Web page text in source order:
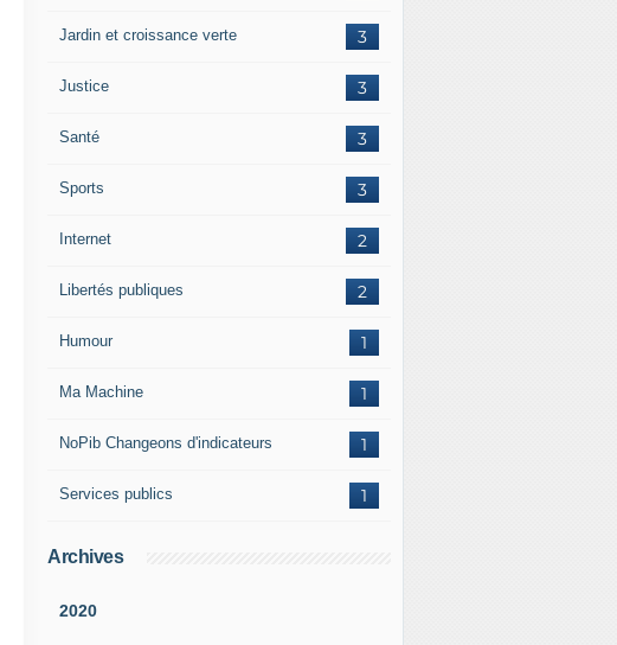
3
Jardin et croissance verte
3
Justice
3
Santé
3
Sports
2
Internet
2
Libertés publiques
1
Humour
1
Ma Machine
1
NoPib Changeons d'indicateurs
1
Services publics
Archives
2020